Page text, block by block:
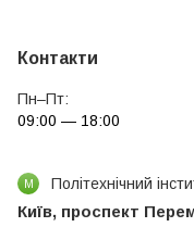
Контакти
Пн–Пт:
09:00 — 18:00
М Політехнічний
Київ, проспект